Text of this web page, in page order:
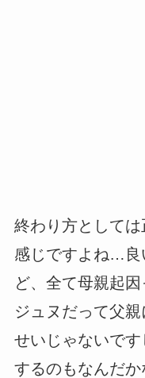
終わり方として
感じですよね…良
ど、全て母親起
ジュヌだって父
せいじゃないで
するのもなんだ